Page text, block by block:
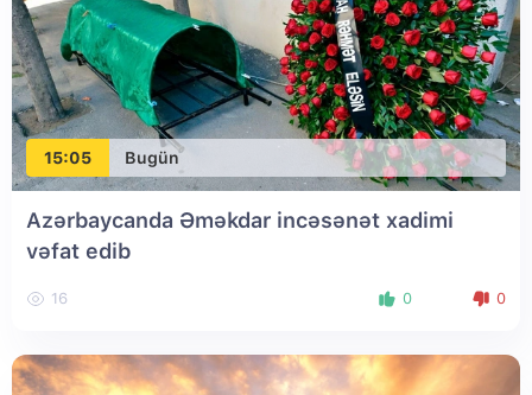
15:05 Bugün
Azərbaycanda Əməkdar incəsənət xadimi
vəfat edib
16 0 0